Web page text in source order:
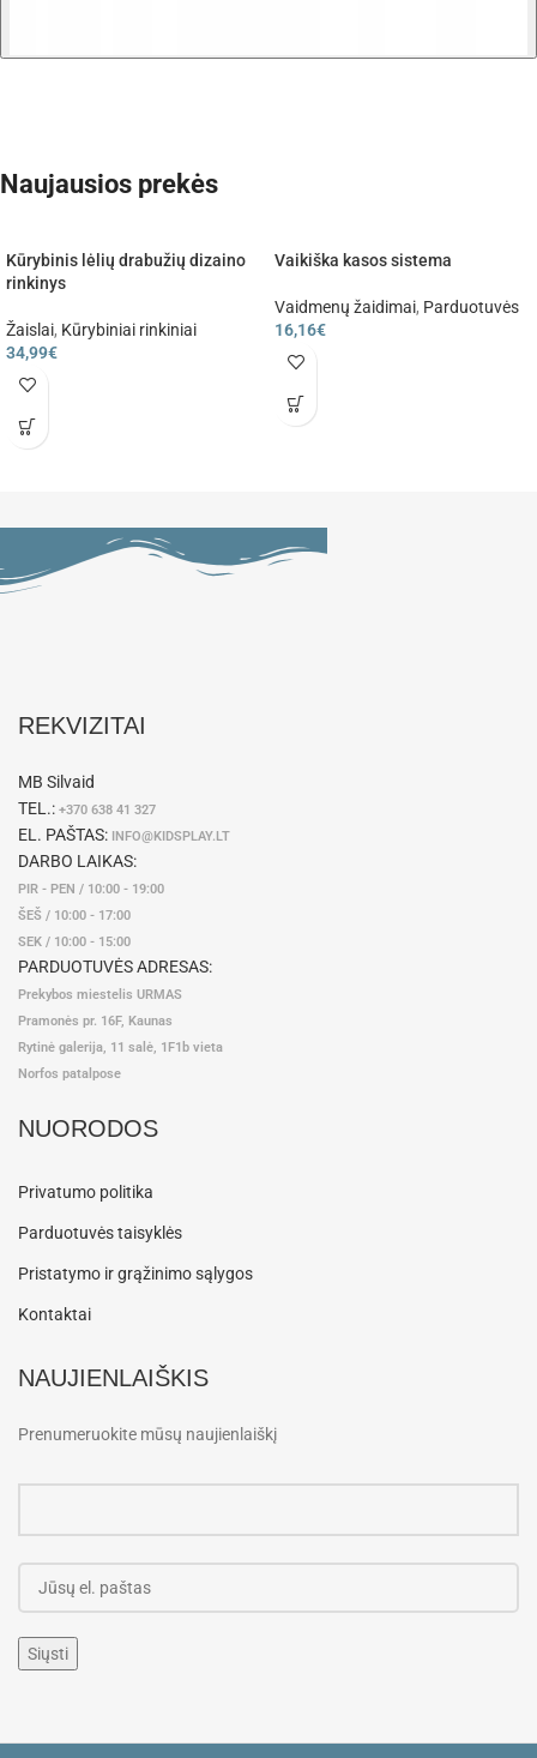
Naujausios prekės
Kūrybinis lėlių drabužių dizaino
rinkinys
Žaislai, Kūrybiniai rinkiniai
34,99€
Vaikiška kasos sistema
Vaidmenų žaidimai, Parduotuvės
16,16€
REKVIZITAI
MB Silvaid
TEL.: +370 638 41 327
EL. PAŠTAS: INFO@KIDSPLAY.LT
DARBO LAIKAS:
PIR - PEN / 10:00 - 19:00
ŠEŠ / 10:00 - 17:00
SEK / 10:00 - 15:00
PARDUOTUVĖS ADRESAS:
Prekybos miestelis URMAS
Pramonės pr. 16F, Kaunas
Rytinė galerija, 11 salė, 1F1b vieta
Norfos patalpose
NUORODOS
Privatumo politika
Parduotuvės taisyklės
Pristatymo ir grąžinimo sąlygos
Kontaktai
NAUJIENLAIŠKIS
Prenumeruokite mūsų naujienlaiškį